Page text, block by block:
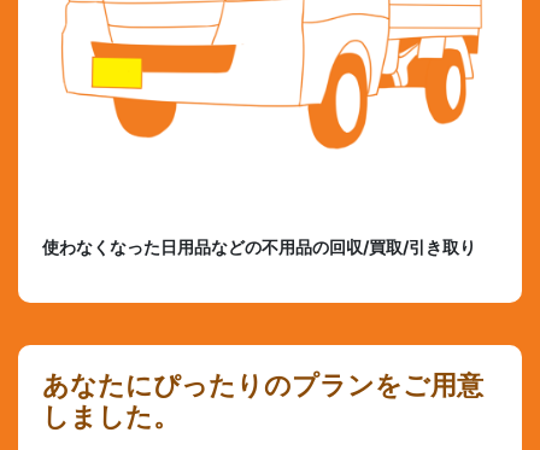
使わなくなった日用品などの不用品の回収/買取/引き取り
あなたにぴったりのプランをご用意
しました。